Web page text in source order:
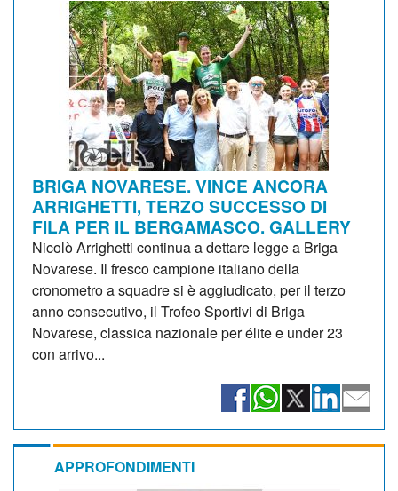
BRIGA NOVARESE. VINCE ANCORA
ARRIGHETTI, TERZO SUCCESSO DI
FILA PER IL BERGAMASCO. GALLERY
Nicolò Arrighetti continua a dettare legge a Briga
Novarese. Il fresco campione italiano della
cronometro a squadre si è aggiudicato, per il terzo
anno consecutivo, il Trofeo Sportivi di Briga
Novarese, classica nazionale per élite e under 23
con arrivo...
APPROFONDIMENTI